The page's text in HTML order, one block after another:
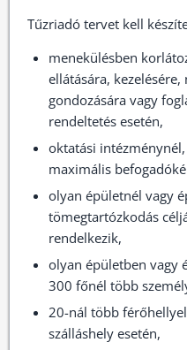
Tűzriadó tervet kell
menekülésben
ellátására,
gondozására vagy
rendeltetés esetén,
oktatási
maximális
olyan épületnél vagy
tömegtartózkodás
rendelkezik,
olyan épületben vagy
300 főnél több
20-nál több
szálláshely esetén,